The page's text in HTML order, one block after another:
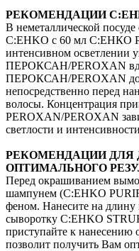
РЕКОМЕНДАЦИИ
В неметаллической
C:EHKO с 60 мл С:ЕНКО
интенсивном
ПЕРОКСАН/PEROXAN
ПЕРОКСАН/PEROXAN
непосредственно перед
волосы. Концентрация
PEROXAN/PEROXAN
светлости и
РЕКОМЕНДАЦИИ ДЛЯ
ОПТИМАЛЬНОГО
Перед окрашиванием
шампунем (C:EHKO
феном. Нанесите на
сыворотку C:EHKO
приступайте к
позволит получить Вам